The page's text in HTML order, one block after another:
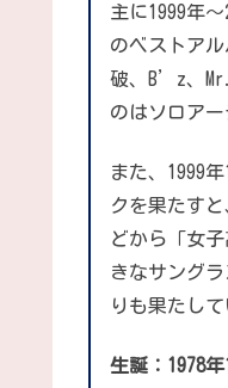
主に1999年
のベストアル
破、B’z、
のはソロア
また、1999
クを果たす
どから「女
きなサング
りも果たして
生誕：1978年